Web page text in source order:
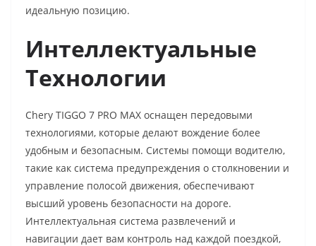
идеальную позицию.
Интеллектуальные
Технологии
Chery TIGGO 7 PRO MAX оснащен передовыми
технологиями, которые делают вождение более
удобным и безопасным. Системы помощи водителю,
такие как система предупреждения о столкновении и
управление полосой движения, обеспечивают
высший уровень безопасности на дороге.
Интеллектуальная система развлечений и
навигации дает вам контроль над каждой поездкой,